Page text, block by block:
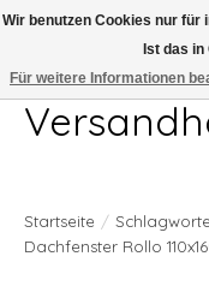
Telefon 04407 715872 MO-DO
Startseite / Schlagworte
Dachfenster Rollo
Wir benutzen Cookies nur für
Ist das
Für weitere Informationen